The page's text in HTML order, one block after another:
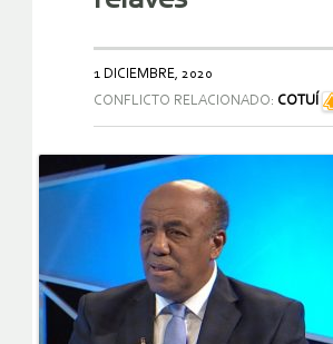
1 DICIEMBRE, 2020
CONFLICTO RELACIONADO: COTUÍ